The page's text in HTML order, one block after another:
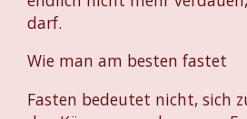
darf.
Wie man am besten fastet
Fasten bedeutet nicht, sich